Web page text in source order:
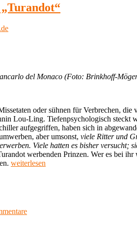
del Monaco (Foto: Brinkhoff-
oder sühnen für Verbrechen,
Lou-Ling. Tiefenpsychologisch
aufgegriffen, haben sich in
aber umsonst, viele Ritter und
Viele hatten es bisher
werbenden Prinzen. Wer es bei
„Meine
klassik-
weiterlesen
zu